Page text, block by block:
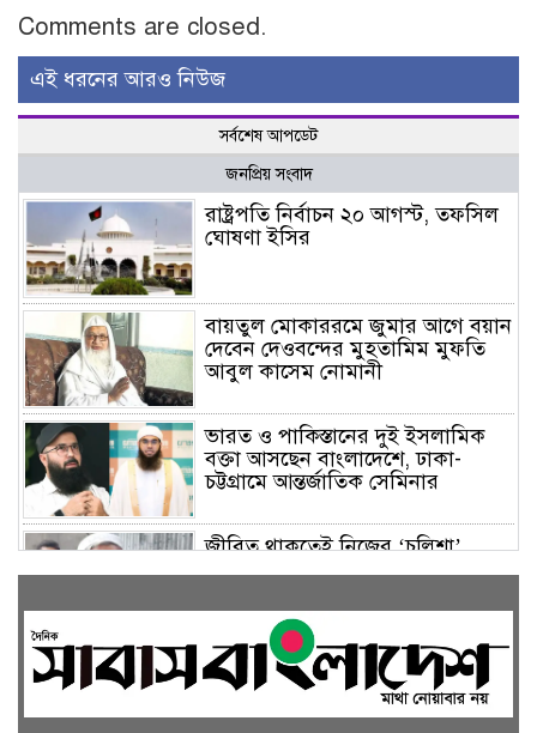
Comments are closed.
এই ধরনের আরও নিউজ
সর্বশেষ আপডেট
জনপ্রিয় সংবাদ
রাষ্ট্রপতি নির্বাচন ২০ আগস্ট, তফসিল
ঘোষণা ইসির
বায়তুল মোকাররমে জুমার আগে বয়ান
দেবেন দেওবন্দের মুহতামিম মুফতি
আবুল কাসেম নোমানী
ভারত ও পাকিস্তানের দুই ইসলামিক
বক্তা আসছেন বাংলাদেশে, ঢাকা-
চট্টগ্রামে আন্তর্জাতিক সেমিনার
জীবিত থাকতেই নিজের ‘চল্লিশা’
করলেন বৃদ্ধ, খেলেন ২ হাজার মানুষ
বালিয়াকান্দিতে উপজেলা প্রশাসনের
আয়োজনে জুলাই গণঅভ্যুত্থান দিবস